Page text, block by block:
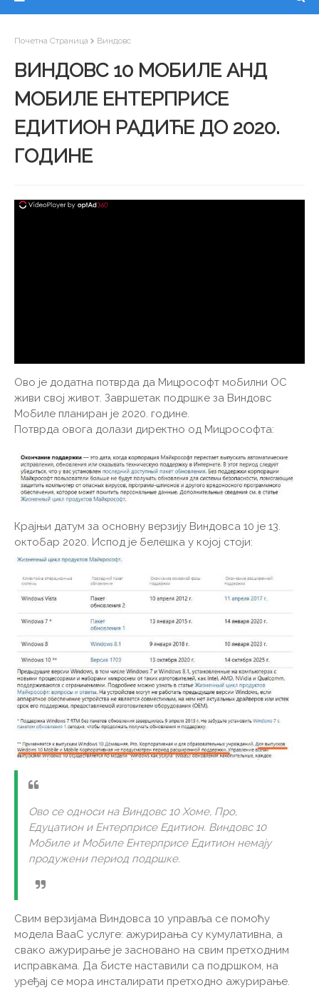
Почетна Страница Виндовс
ВИНДОВС 10 МОБИЛЕ АНД
МОБИЛЕ ЕНТЕРПРИСЕ
ЕДИТИОН РАДИЋЕ ДО 2020.
ГОДИНЕ
Ово је додатна потврда да Мицрософт мобилни ОС
живи свој живот. Завршетак подршке за Виндовс
Мобиле планиран је 2020. године.
Потврда овога долази директно од Мицрософта:
Крајњи датум за основну верзију Виндовса 10 је 13.
октобар 2020. Испод је белешка у којој стоји:
Ово се односи на Виндовс 10 Хоме, Про,
Едуцатион и Ентерприсе Едитион. Виндовс 10
Мобиле и Мобиле Ентерприсе Едитион немају
продужени период подршке.
Свим верзијама Виндовса 10 управља се помоћу
модела ВааС услуге: ажурирања су кумулативна, а
свако ажурирање је засновано на свим претходним
исправкама. Да бисте наставили са подршком, на
уређај се мора инсталирати претходно ажурирање.